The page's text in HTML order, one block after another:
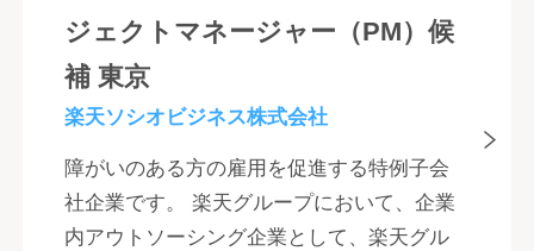
ジェクトマネージャー（PM）候
補 東京
楽天ソシオビジネス株式会社
障がいのある方の雇用を促進する特例子会
社企業です。 楽天グループにおいて、企業
内アウトソーシング企業として、楽天グル